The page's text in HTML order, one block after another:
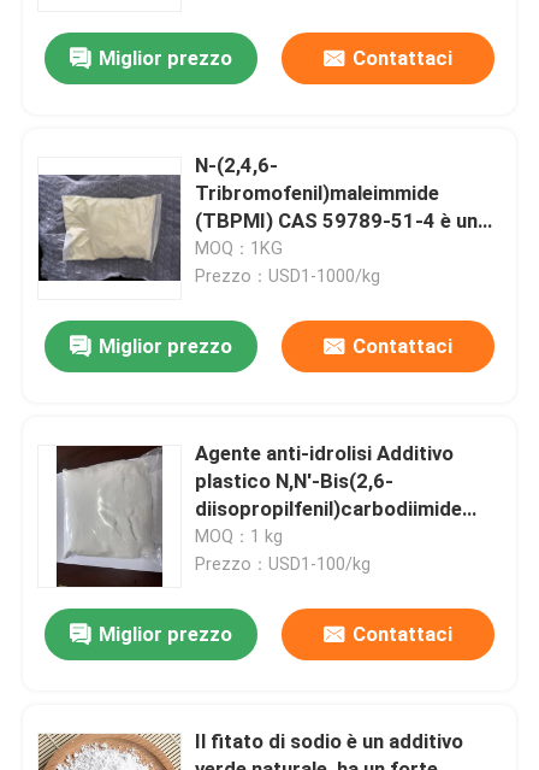
Casa
Video
Giro della fabbrica
Controllo di qualità
Contattici
Richieda una citazione
Materiale ricoprente di gomma
Miglior prezzo Contattaci
N-(2,4,6-
Tribromofenil)maleimmide
(TBPMI) CAS 59789-51-4 è un
monomero ignifugo attivo,
resistente al calore e altamente
modificatore e additivo
resistente al calore per resine e
MOQ：1KG
Prezzo：USD1-1000/kg
Miglior prezzo Contattaci
Agente anti-idrolisi Additivo
plastico N,N'-Bis(2,6-
diisopropilfenil)carbodiimide
monomero carbodiimide per PU
TPU PLA PBAT PPC PHAs
MOQ：1 kg
Prezzo：USD1-100/kg
Miglior prezzo Contattaci
Il fitato di sodio è un additivo